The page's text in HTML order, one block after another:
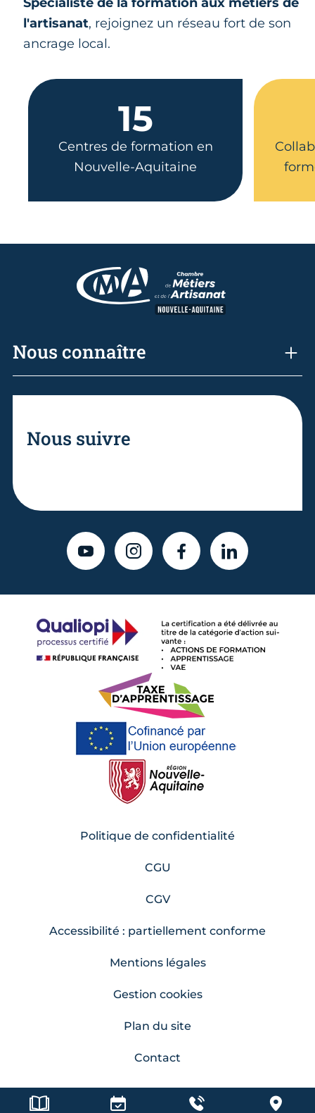
l'artisanat, rejoignez un réseau fort de son
ancrage local.
15
Centres de formation en
Nouvelle-Aquitaine
Nous connaître
Nous suivre
YOUTUBEINSTAGRAMFACEBOOKLINKEDIN
Politique de confidentialité
CGU
CGV
Accessibilité : partiellement conforme
Mentions légales
Gestion cookies
Plan du site
Contact